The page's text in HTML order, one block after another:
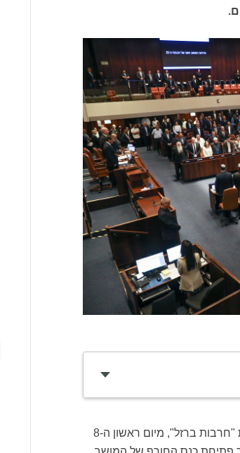
מסמך זה סוקר את העבודה של הכנסת בתקופת מלחמת "חרבות ברזל", מיום ראשון ה-8